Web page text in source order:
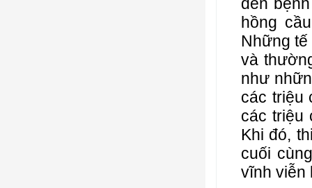
hồng
Những
và
như
các triệu
các triệu
Khi đó,
cuối
vĩnh viễn